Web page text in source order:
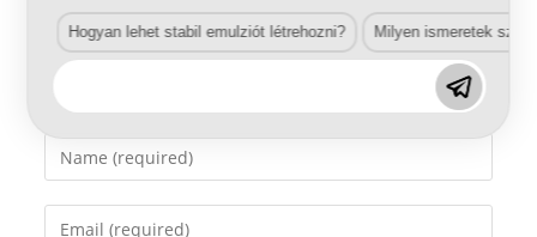
Enter
your
name
Enter
Hogyan lehet stabil emulziót létrehozni? Milyen ismeretek